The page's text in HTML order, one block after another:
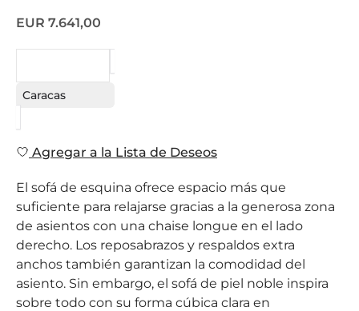
EUR 7.641,00
Caracas
Agregar a la Lista de Deseos
El sofá de esquina ofrece espacio más que
suficiente para relajarse gracias a la generosa zona
de asientos con una chaise longue en el lado
derecho. Los reposabrazos y respaldos extra
anchos también garantizan la comodidad del
asiento. Sin embargo, el sofá de piel noble inspira
sobre todo con su forma cúbica clara en